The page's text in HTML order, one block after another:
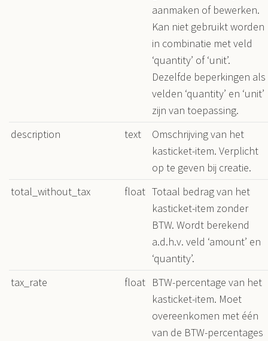
aanmaken of bewerken.
Kan niet gebruikt worden
in combinatie met veld
‘quantity’ of ‘unit’.
Dezelfde beperkingen als
velden ‘quantity’ en ‘unit’
zijn van toepassing.
description
text
Omschrijving van het
kasticket-item. Verplicht
op te geven bij creatie.
total_without_tax
float Totaal bedrag van het
kasticket-item zonder
BTW. Wordt berekend
a.d.h.v. veld ‘amount’ en
‘quantity’.
tax_rate
float BTW-percentage van het
kasticket-item. Moet
overeenkomen met één
van de BTW-percentages